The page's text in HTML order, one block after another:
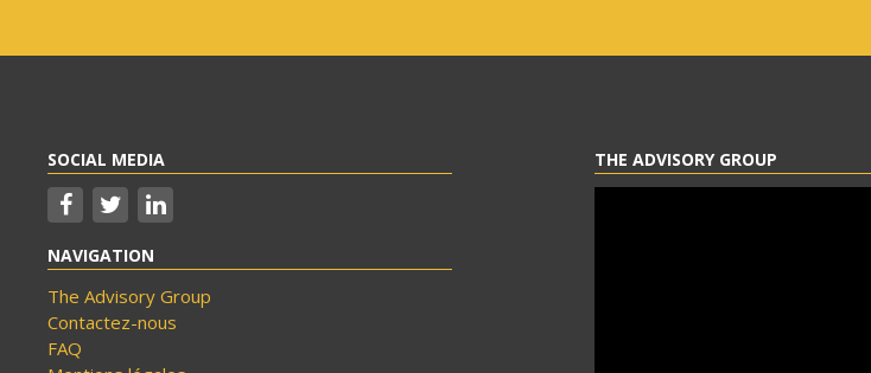
SOCIAL MEDIA
NAVIGATION
The Advisory Group
Contactez-nous
FAQ
THE ADVISORY GROUP